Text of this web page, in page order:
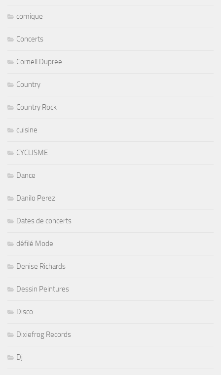
comique
Concerts
Cornell Dupree
Country
Country Rock
cuisine
CYCLISME
Dance
Danilo Perez
Dates de concerts
défilé Mode
Denise Richards
Dessin Peintures
Disco
Dixiefrog Records
Dj